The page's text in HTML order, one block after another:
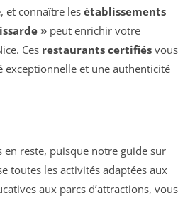
et connaître les établissements
» peut enrichir votre
Ces restaurants certifiés vous
exceptionnelle et une authenticité
en reste, puisque notre guide sur
toutes les activités adaptées aux
aux parcs d’attractions, vous